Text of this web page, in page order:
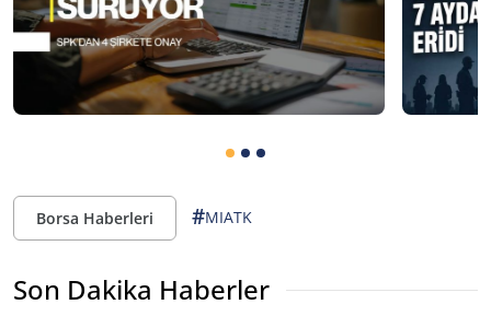
Borsa Haberleri #MIATK
Son Dakika Haberler